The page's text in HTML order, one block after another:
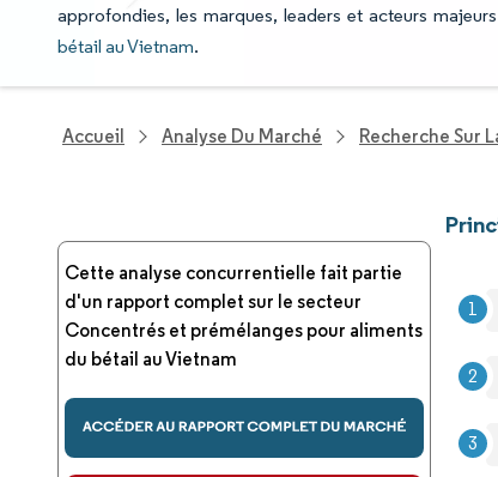
approfondies, les marques, leaders et acteurs
bétail au Vietnam.
Accueil Analyse Du Marché Recherche Sur
Cette analyse concurrentielle fait partie
d'un rapport complet sur le secteur
Concentrés et prémélanges pour aliments
du bétail au Vietnam